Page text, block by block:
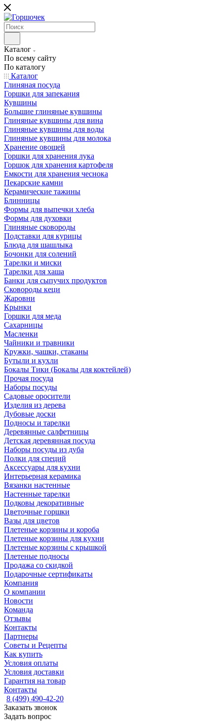
Каталог
По всему сайту
По каталогу
Каталог
Глиняная посуда
Горшки для запекания
Кувшины
Большие глиняные кувшины
Глиняные кувшины для вина
Глиняные кувшины для воды
Глиняные кувшины для молока
Хранение овощей
Горшки для хранения лука
Горшок для хранения картофеля
Емкости для хранения чеснока
Пекарские камни
Керамические тажины
Блинницы
Формы для выпечки хлеба
Формы для духовки
Глиняные сковороды
Подставки для курицы
Блюда для шашлыка
Бочонки для солений
Тарелки и миски
Тарелки для хаша
Банки для сыпучих продуктов
Сковороды кеци
Жаровни
Крынки
Горшки для меда
Сахарницы
Масленки
Чайники и травники
Кружки, чашки, стаканы
Бутыли и кухли
Бокалы Тики (Бокалы для коктейлей)
Прочая посуда
Наборы посуды
Садовые оросители
Изделия из дерева
Дубовые доски
Подносы и тарелки
Деревянные салфетницы
Детская деревянная посуда
Наборы посуды из дуба
Полки для специй
Аксессуары для кухни
Интерьерная керамика
Вязанки настенные
Настенные тарелки
Подковы декоративные
Цветочные горшки
Вазы для цветов
Плетеные корзины и короба
Плетеные корзины для кухни
Плетеные корзины с крышкой
Плетеные подносы
Продажа со скидкой
Подарочные сертификаты
Компания
О компании
Новости
Команда
Отзывы
Контакты
Партнеры
Советы и Рецепты
Как купить
Условия оплаты
Условия доставки
Гарантия на товар
Контакты
8 (499) 490-42-20
Заказать звонок
Задать вопрос